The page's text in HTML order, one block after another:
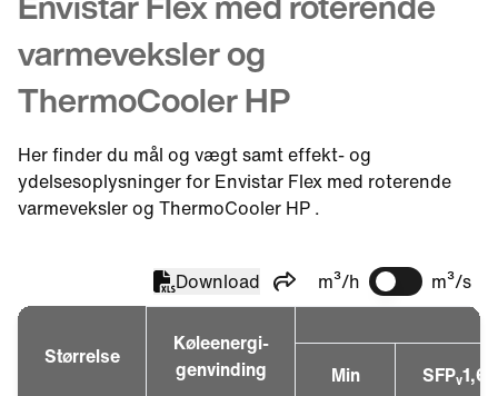
varmeveksler og
ThermoCooler HP
Her finder du mål og vægt samt effekt- og
ydelsesoplysninger for Envistar Flex med roterende
varmeveksler og ThermoCooler HP .
Download Del m³/h m³/s
Størrelse
Køleenergi-
genvinding
Min SFPv1,6